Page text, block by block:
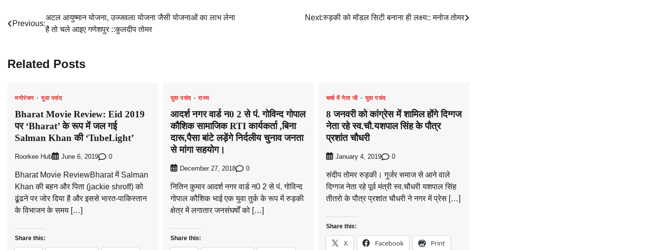
Post
Previous:
अटल आयुष्मान योजना, उज्जवला योजना जैसी योजनाओं का लाभ लेना
है तो चले आइए गणेशपुर ::कुलदीप तोमर
Next:रुड़की को मॉडल सिटी बनाना ही लक्ष्य:: मनोज तोमर
Related Posts
मनोरंजन युवा पसंद
Bharat Movie Review: Eid 2019
पर ‘Bharat’ के रूप में जल गई
Salman Khan की ‘TubeLight’
Roorkee Hub June 6, 2019 0
Bharat Movie ReviewBharat में Salman
Khan की बहन और पिता (jackie shroff) को
ढूंढने पर जोर दिया है और इससे भारत-पाकिस्तान
के विभाजन के समय […]
Share this:
युवा पसंद राज्य
आदर्श नगर वार्ड न0 2 से पं. गोविन्द गोपाल
कौशिक सामाजिक RTI कार्यकर्ता ,बिना
दारू,पैसा बांटे लड़ेंगे निर्दलीय चुनाव जनता
से मांगा सहयोग।
December 27, 2018 0
नितिन कुमार आदर्श नगर वार्ड न0 2 से पं. गोविन्द
गोपाल कौशिक भाई एक युवा तुर्क के रूप में रुड़की
क्षेत्र में लगातार जनसंघर्षों को […]
Share this:
चर्चा में नेता जी युवा पसंद
8 जनवरी को कांग्रेस में शामिल होंगे दिग्गज
नेता रहे स्व.चौ.यशपाल सिंह के पौत्र
प्रशांत चौधरी
January 4, 2019 0
संदीप तोमर रुड़की। गुर्जर समाज से आने वाले
दिग्गज नेता रहे पूर्व मंत्री स्व.चौधरी यशपाल सिंह
तीतरो के पौत्र प्रशांत चौधरी ने नगर में प्रेस […]
Share this:
X Facebook Print